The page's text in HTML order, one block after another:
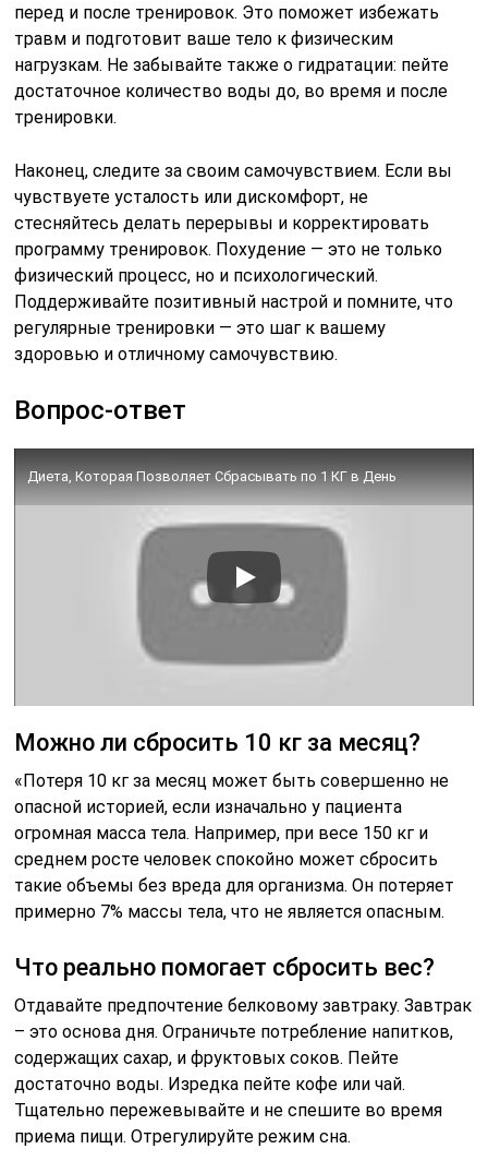
перед и после тренировок. Это поможет избежать
травм и подготовит ваше тело к физическим
нагрузкам. Не забывайте также о гидратации: пейте
достаточное количество воды до, во время и после
тренировки.
Наконец, следите за своим самочувствием. Если вы
чувствуете усталость или дискомфорт, не
стесняйтесь делать перерывы и корректировать
программу тренировок. Похудение — это не только
физический процесс, но и психологический.
Поддерживайте позитивный настрой и помните, что
регулярные тренировки — это шаг к вашему
здоровью и отличному самочувствию.
Вопрос-ответ
Диета, Которая Позволяет Сбрасывать по 1 КГ в День
Можно ли сбросить 10 кг за месяц?
«Потеря 10 кг за месяц может быть совершенно не
опасной историей, если изначально у пациента
огромная масса тела. Например, при весе 150 кг и
среднем росте человек спокойно может сбросить
такие объемы без вреда для организма. Он потеряет
примерно 7% массы тела, что не является опасным.
Что реально помогает сбросить вес?
Отдавайте предпочтение белковому завтраку. Завтрак
– это основа дня. Ограничьте потребление напитков,
содержащих сахар, и фруктовых соков. Пейте
достаточно воды. Изредка пейте кофе или чай.
Тщательно пережевывайте и не спешите во время
приема пищи. Отрегулируйте режим сна.